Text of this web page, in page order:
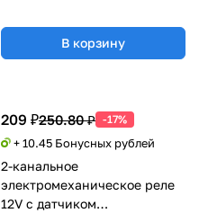
В корзину
209 ₽250.80 ₽ -17%
+ 10.45 Бонусных рублей
2-канальное
электромеханическое реле
12V с датчиком